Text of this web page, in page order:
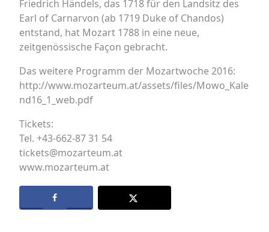
Friedrich Händels, das 1718 für den Landsitz des
Earl of Carnarvon (ab 1719 Duke of Chandos)
entstand, hat Mozart 1788 in eine neue,
zeitgenössische Façon gebracht.
Das weitere Programm der Mozartwoche 2016:
http://www.mozarteum.at/assets/files/Mowo_Kale
nd16_1_web.pdf
Tickets:
Tel. +43-662-87 31 54
tickets@mozarteum.at
www.mozarteum.at